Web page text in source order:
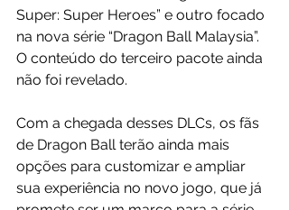
Super: Super Heroes” e outro focado
na nova série “Dragon Ball Malaysia”.
O conteúdo do terceiro pacote ainda
não foi revelado.
Com a chegada desses DLCs, os fãs
de Dragon Ball terão ainda mais
opções para customizar e ampliar
sua experiência no novo jogo, que já